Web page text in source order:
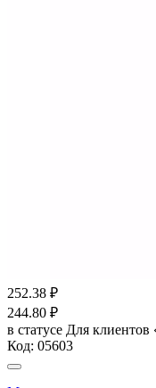
252.38 ₽
244.80 ₽
в статусе Для клиентов
Код: 05603